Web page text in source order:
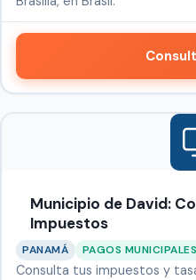
Municipio de David:
Impuestos
PANAMÁ PAGOS MUNICIPALES
Consulta tus impuestos y